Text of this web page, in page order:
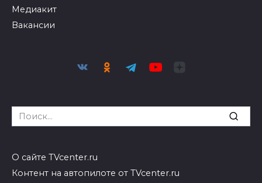
Медиакит
Вакансии
Search
for:
О сайте TVcenter.ru
Контент на автопилоте от TVcenter.ru